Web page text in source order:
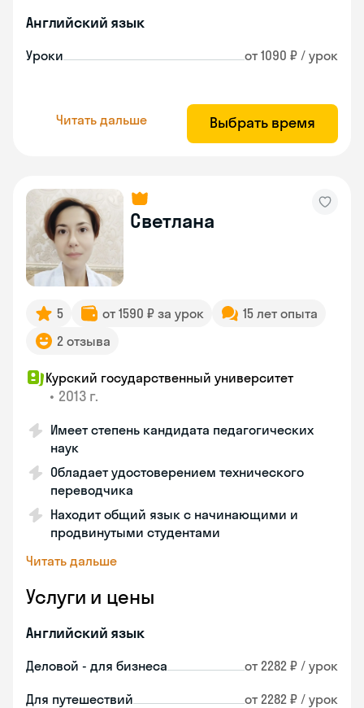
Английский язык
Уроки от 1090 ₽ / урок
Читать дальше Выбрать время
Светлана
5 от 1590 ₽ за урок
15 лет опыта
2 отзыва
Курский государственный университет
• 2013 г.
Имеет степень кандидата педагогических
наук
Обладает удостоверением технического
переводчика
Находит общий язык с начинающими и
продвинутыми студентами
Читать дальше
Услуги и цены
Английский язык
Деловой - для бизнеса от 2282 ₽ / урок
Для путешествий от 2282 ₽ / урок